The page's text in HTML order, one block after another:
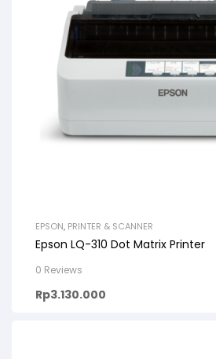
EPSON, PRINTER & SCANNER
Epson LQ-310 Dot Matrix Printer
0 Reviews
Rp3.130.000